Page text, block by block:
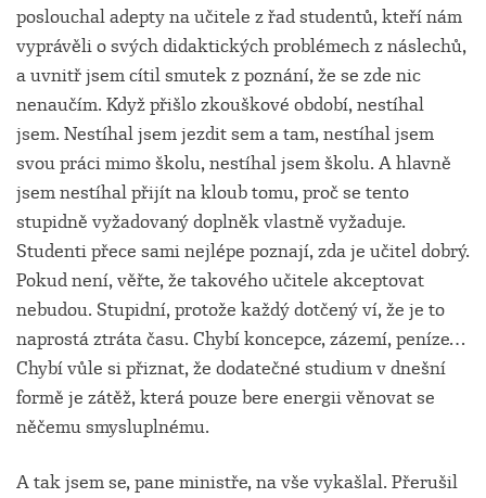
poslouchal adepty na učitele z řad studentů, kteří nám
vyprávěli o svých didaktických problémech z náslechů,
a uvnitř jsem cítil smutek z poznání, že se zde nic
nenaučím. Když přišlo zkouškové období, nestíhal
jsem. Nestíhal jsem jezdit sem a tam, nestíhal jsem
svou práci mimo školu, nestíhal jsem školu. A hlavně
jsem nestíhal přijít na kloub tomu, proč se tento
stupidně vyžadovaný doplněk vlastně vyžaduje.
Studenti přece sami nejlépe poznají, zda je učitel dobrý.
Pokud není, věřte, že takového učitele akceptovat
nebudou. Stupidní, protože každý dotčený ví, že je to
naprostá ztráta času. Chybí koncepce, zázemí, peníze…
Chybí vůle si přiznat, že dodatečné studium v dnešní
formě je zátěž, která pouze bere energii věnovat se
něčemu smysluplnému.
A tak jsem se, pane ministře, na vše vykašlal. Přerušil